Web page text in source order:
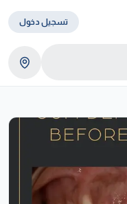
تسجيل دخول